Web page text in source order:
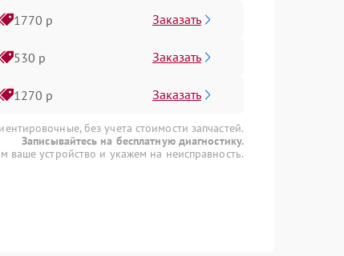
1770 р Заказать
530 р Заказать
1270 р Заказать
без учета стоимости запчастей.
Записывайтесь на бесплатную диагностику.
ваше устройство и укажем на неисправность.